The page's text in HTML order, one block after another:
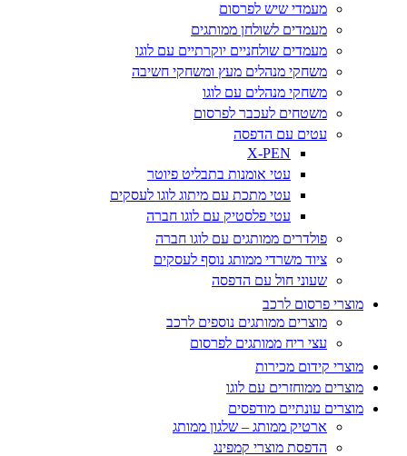
מעמדי שיש לפרסום
מעמדים לשולחן ממותגים
מעמדים שולחניים יוקרתיים עם לוגו
משחקי מנהלים מעץ ומשחקי חשיבה
משחקי מנהלים עם לוגו
משטחים לעכבר לפרסום
עטים עם הדפסה
X-PEN
עטי אומנות בתבליט פיוטר
עטי מתכת עם מיתוג לוגו לעסקים
עטי פלסטיק עם לוגו חברה
פולדרים ממותגים עם לוגו חברה
ציוד משרדי ממותג נוסף לעסקים
שעוני חול עם הדפסה
מוצרי פרסום לרכב
מוצרים ממותגים נוספים לרכב
עצי ריח ממותגים לפרסום
מוצרי קידום מכירות
מוצרים ממוחזרים עם לוגו
מוצרים עונתיים מודפסים
ארטיק ממותג – שלגון ממותג
הדפסת מוצרי קמפינג